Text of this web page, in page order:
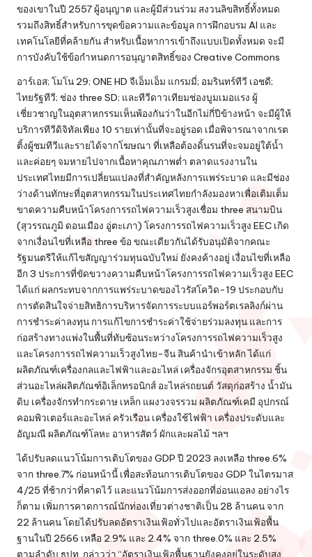
ของเขาในปี 2557 ผู้อนุญาต และผู้มีส่วนร่วม สงวนลิขสิทธิ์ทั้งหมด
รวมถึงสิทธิ์สำหรับการขุดข้อความและข้อมูล การฝึกอบรม AI และ
เทคโนโลยีที่คล้ายกัน สำหรับเนื้อหาการเข้าถึงแบบเปิดทั้งหมด จะมี
การบังคับใช้ข้อกำหนดการอนุญาตสิทธิ์ของ Creative Commons
อาร์เอส; โมโน 29; ONE HD จีเอ็มเอ็ม แกรมมี่; อมรินทร์ทีวี เอชดี;
ไทยรัฐทีวี; ช่อง three SD; และทีวีดาวเทียมช่องบูมเมอแรง ผู้
เชี่ยวชาญในอุตสาหกรรมเห็นพ้องกันว่าในอีกไม่กี่ปีข้างหน้า จะมีผู้ให้
บริการทีวีดิจิทัลเพียง 10 รายเท่านั้นที่จะอยู่รอด เมื่อพิจารณาจากเรต
ติ้งผู้ชมทีวีและรายได้จากโฆษณา ที่เหลือต้องดิ้นรนที่จะจมอยู่ใต้น้ำ
และค่อยๆ จมหายไปจากเนื้อหาคุณภาพต่ำ ตลาดแรงงานใน
ประเทศไทยมีการเปลี่ยนแปลงที่สำคัญหลังการแพร่ระบาด และมีช่อง
ว่างด้านทักษะที่อุตสาหกรรมในประเทศไทยกำลังมองหาเพื่อเติมเต็ม
ขาดความคืบหน้าโครงการรถไฟความเร็วสูงเชื่อม three สนามบิน
(สุวรรณภูมิ ดอนเมือง อู่ตะเภา) โครงการรถไฟความเร็วสูง EEC เกิด
จากเงื่อนไขที่เหลือ three ข้อ ขณะเดียวกันได้รับอนุมัติจากคณะ
รัฐมนตรีให้แก้ไขสัญญาร่วมทุนฉบับใหม่ ยังคงค้างอยู่ เงื่อนไขที่เหลือ
อีก 3 ประการที่ขัดขวางความคืบหน้าโครงการรถไฟความเร็วสูง EEC
ได้แก่ ผลกระทบจากการแพร่ระบาดของไวรัสโควิด-19 ประกอบกับ
การตัดสินใจจ่ายสิทธิการบริหารจัดการระบบแอร์พอร์ตเรลลิงก์ผ่าน
การชำระค่าลงทุน การแก้ไขการชำระค่าใช้จ่ายร่วมลงทุน และการ
ก่อสร้างทางแพ่งในพื้นที่ทับซ้อนระหว่างโครงการรถไฟความเร็วสูง
และโครงการรถไฟความเร็วสูงไทย-จีน สินค้านำเข้าหลัก ได้แก่
ผลิตภัณฑ์เครื่องกลและไฟฟ้าและอะไหล่ เครื่องจักรอุตสาหกรรม ชิ้น
ส่วนอะไหล่ผลิตภัณฑ์อิเล็กทรอนิกส์ อะไหล่รถยนต์ วัสดุก่อสร้าง น้ำมัน
ดิบ เครื่องจักรทำกระดาษ เหล็ก แผงวงจรรวม ผลิตภัณฑ์เคมี อุปกรณ์
คอมพิวเตอร์และอะไหล่ ครัวเรือน เครื่องใช้ไฟฟ้า เครื่องประดับและ
อัญมณี ผลิตภัณฑ์โลหะ อาหารสัตว์ ผักและผลไม้ ฯลฯ
ได้ปรับลดแนวโน้มการเติบโตของ GDP ปี 2023 ลงเหลือ three.6%
จาก three.7% ก่อนหน้านี้ เพื่อสะท้อนการเติบโตของ GDP ในไตรมาส
4/25 ที่ช้ากว่าที่คาดไว้ และแนวโน้มการส่งออกที่อ่อนแอลง อย่างไร
ก็ตาม เพิ่มการคาดการณ์นักท่องเที่ยวต่างชาติเป็น 28 ล้านคน จาก
22 ล้านคน โดยได้ปรับลดอัตราเงินเฟ้อทั่วไปและอัตราเงินเฟ้อพื้น
ฐานในปี 2566 เหลือ 2.9% และ 2.4% จาก three.0% และ 2.5%
ตามลำดับ ธปท. กล่าวว่า “อัตราเงินเฟ้อพื้นฐานยังคงอยู่ในระดับสูง